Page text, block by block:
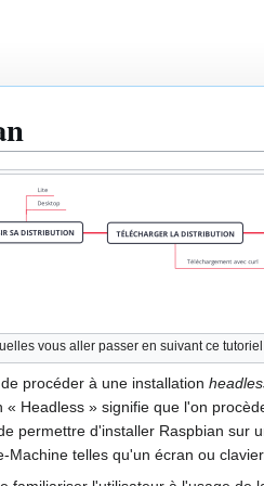
vous aller passer en suivant ce
procéder à une installation
Headless » signifie que l'on
permettre d'installer Raspbian
telles qu'un écran ou